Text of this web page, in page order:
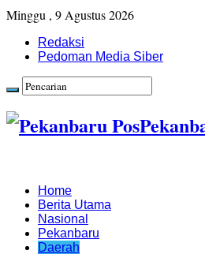
Minggu , 9 Agustus 2026
Redaksi
Pedoman Media Siber
Home
Berita Utama
Nasional
Pekanbaru
Daerah